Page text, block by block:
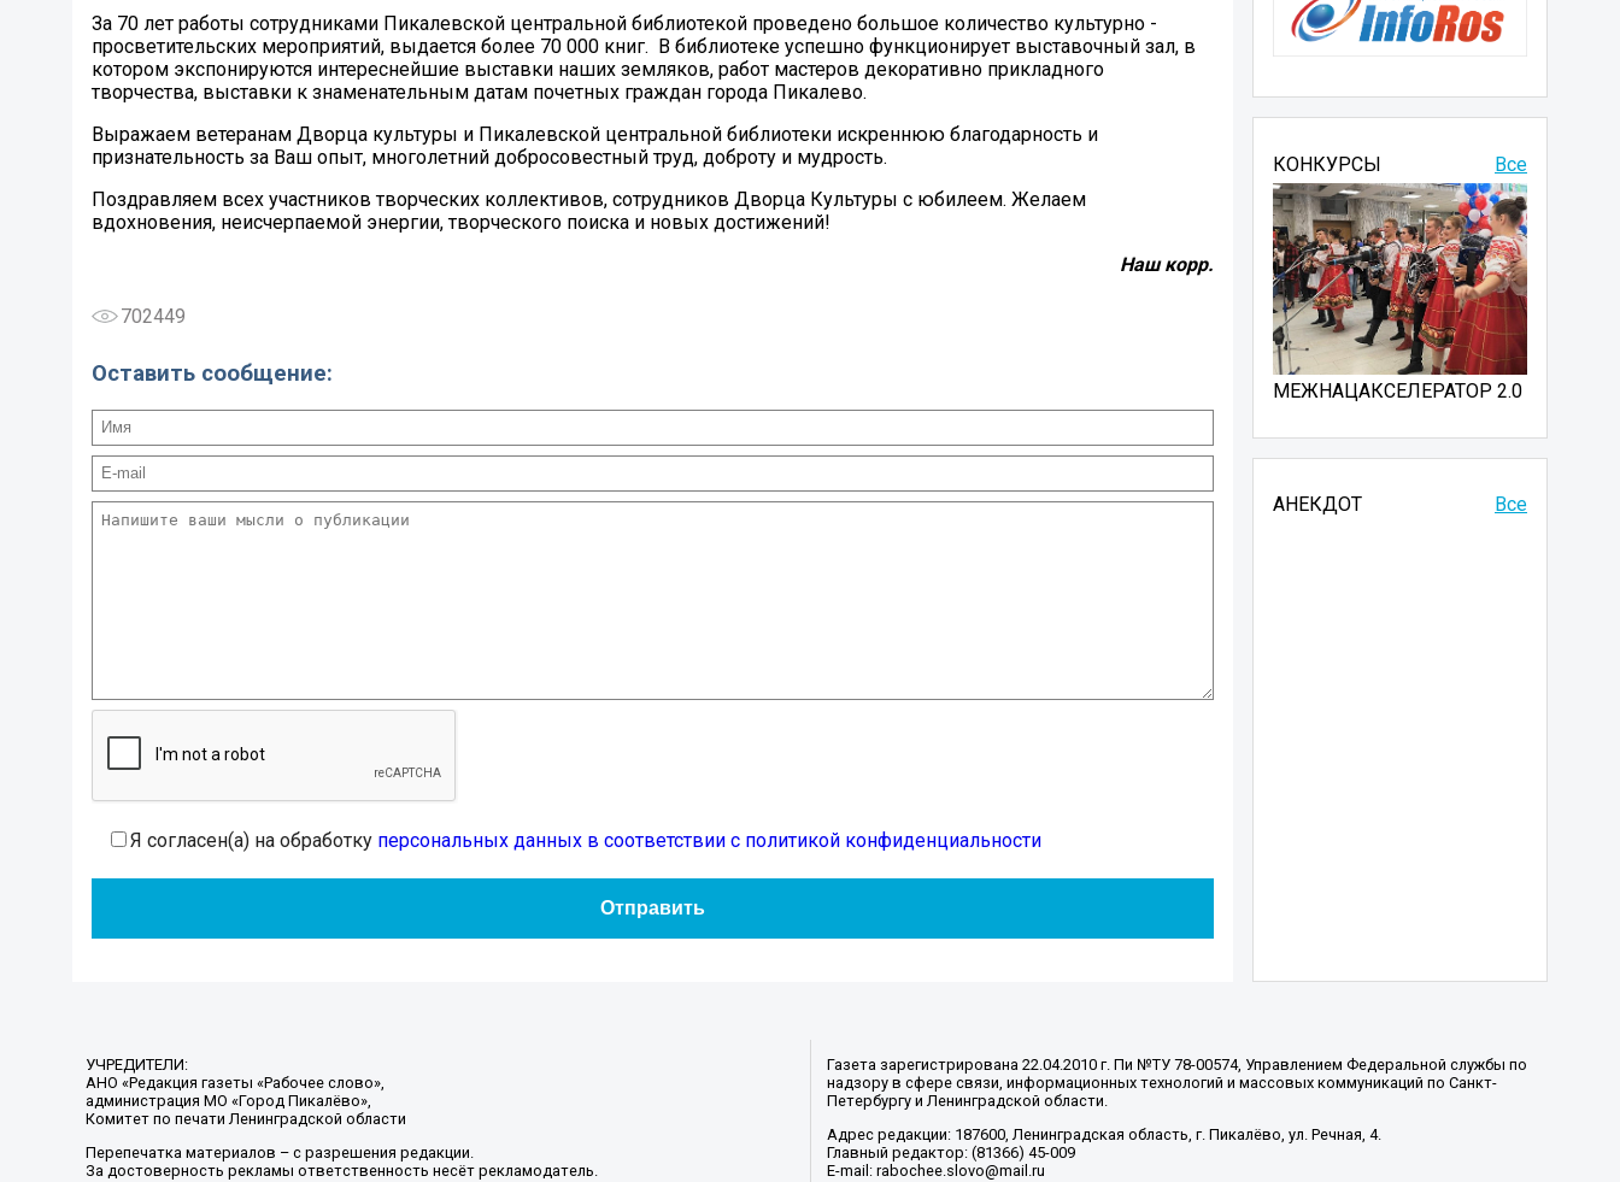
За 70 лет работы сотрудниками Пикалевской центральной библиотекой проведено большое количество культурно -
просветительских мероприятий, выдается более 70 000 книг. В библиотеке успешно функционирует выставочный зал, в
котором экспонируются интереснейшие выставки наших земляков, работ мастеров декоративно прикладного
творчества, выставки к знаменательным датам почетных граждан города Пикалево.
Выражаем ветеранам Дворца культуры и Пикалевской центральной библиотеки искреннюю благодарность и
признательность за Ваш опыт, многолетний добросовестный труд, доброту и мудрость.
Поздравляем всех участников творческих коллективов, сотрудников Дворца Культуры с юбилеем. Желаем
вдохновения, неисчерпаемой энергии, творческого поиска и новых достижений!
Наш корр.
702449
Оставить сообщение:
Я согласен(а) на обработку персональных данных в соответствии с политикой конфиденциальности
Все
КОНКУРСЫ
МЕЖНАЦАКСЕЛЕРАТОР 2.0
АНЕКДОТ Все
УЧРЕДИТЕЛИ:
АНО «Редакция газеты «Рабочее слово»,
администрация МО «Город Пикалёво»,
Комитет по печати Ленинградской области
Перепечатка материалов – с разрешения редакции.
За достоверность рекламы ответственность несёт рекламодатель.
Газета зарегистрирована 22.04.2010 г. Пи №ТУ 78-00574, Управлением Федеральной службы по
надзору в сфере связи, информационных технологий и массовых коммуникаций по Санкт-
Петербургу и Ленинградской области.
Адрес редакции: 187600, Ленинградская область, г. Пикалёво, ул. Речная, 4.
Главный редактор: (81366) 45-009
E-mail: rabochee.slovo@mail.ru